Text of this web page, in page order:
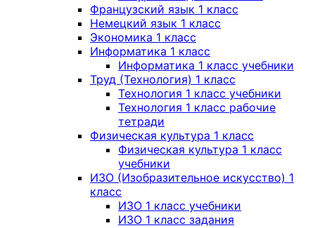
Французский язык 1 класс
Немецкий язык 1 класс
Экономика 1 класс
Информатика 1 класс
Информатика 1 класс учебники
Труд (Технология) 1 класс
Технология 1 класс учебники
Технология 1 класс рабочие
тетради
Физическая культура 1 класс
Физическая культура 1 класс
учебники
ИЗО (Изобразительное искусство) 1
класс
ИЗО 1 класс учебники
ИЗО 1 класс задания